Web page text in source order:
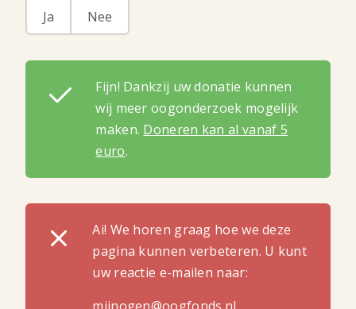
Ja Nee
Fijn! Dankzij uw donatie kunnen
wij meer oogonderzoek mogelijk
maken. Doneren kan al vanaf 5
euro.
Ai! We horen graag hoe we deze
pagina kunnen verbeteren. U kunt
uw reactie e-mailen naar: